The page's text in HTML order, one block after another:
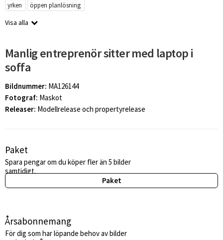
yrken
öppen planlösning
Visa alla
Manlig entreprenör sitter med laptop i
soffa
Bildnummer: MA126144
Fotograf: Maskot
Releaser: Modellrelease och propertyrelease
Paket
Spara pengar om du köper fler än 5 bilder
samtidigt.
Paket
Årsabonnemang
För dig som har löpande behov av bilder